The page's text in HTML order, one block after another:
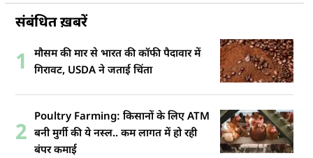
संबंधित ख़बरें
1
मौसम की मार से भारत की कॉफी पैदावार में
गिरावट, USDA ने जताई चिंता
2
Poultry Farming: किसानों के लिए ATM
बनी मुर्गी की ये नस्ल.. कम लागत में हो रही
बंपर कमाई